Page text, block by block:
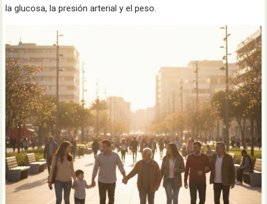
la glucosa, la presión arterial y el peso.